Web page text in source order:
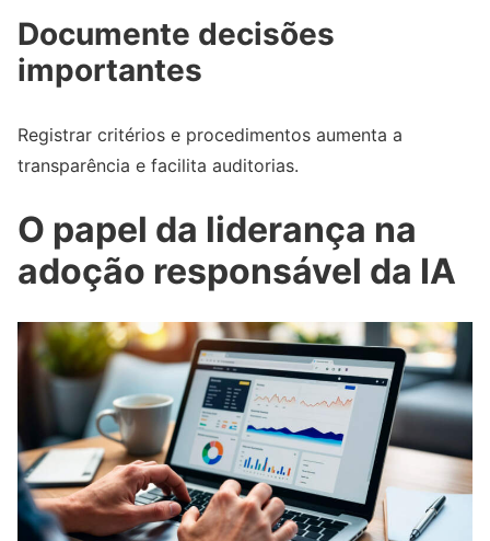
Documente decisões
importantes
Registrar critérios e procedimentos aumenta a
transparência e facilita auditorias.
O papel da liderança na
adoção responsável da IA